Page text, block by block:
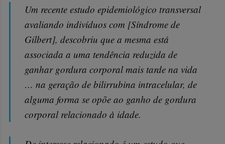
Um recente estudo epidemiológico transversal
avaliando indivíduos com [Síndrome de
Gilbert], descobriu que a mesma está
associada a uma tendência reduzida de
ganhar gordura corporal mais tarde na vida
… na geração de bilirrubina intracelular, de
alguma forma se opõe ao ganho de gordura
corporal relacionado à idade.